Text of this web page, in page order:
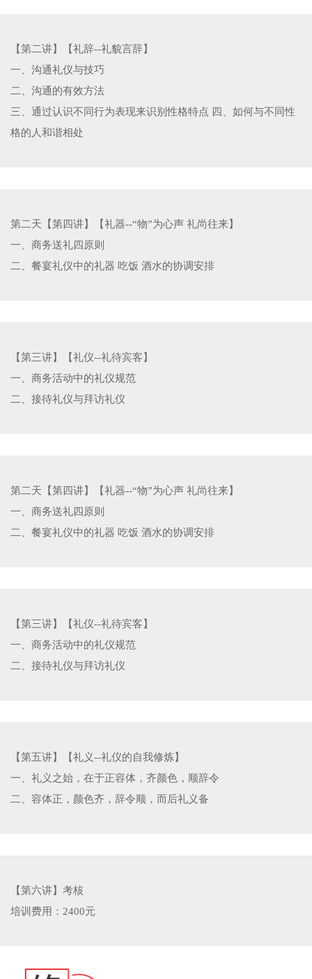
【第二讲】【礼辞--礼貌言辞】
一、沟通礼仪与技巧
二、沟通的有效方法
三、通过认识不同行为表现来识别性格特点 四、如何与不同性
格的人和谐相处
第二天【第四讲】【礼器--“物”为心声 礼尚往来】
一、商务送礼四原则
二、餐宴礼仪中的礼器 吃饭 酒水的协调安排
【第三讲】【礼仪--礼待宾客】
一、商务活动中的礼仪规范
二、接待礼仪与拜访礼仪
第二天【第四讲】【礼器--“物”为心声 礼尚往来】
一、商务送礼四原则
二、餐宴礼仪中的礼器 吃饭 酒水的协调安排
【第三讲】【礼仪--礼待宾客】
一、商务活动中的礼仪规范
二、接待礼仪与拜访礼仪
【第五讲】【礼义--礼仪的自我修炼】
一、礼义之始，在于正容体，齐颜色，顺辞令
二、容体正，颜色齐，辞令顺，而后礼义备
【第六讲】考核
培训费用：2400元